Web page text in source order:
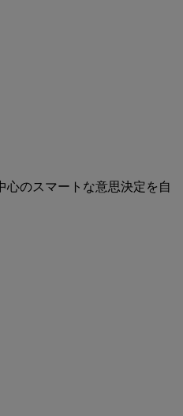
のスマートな意思決定を自